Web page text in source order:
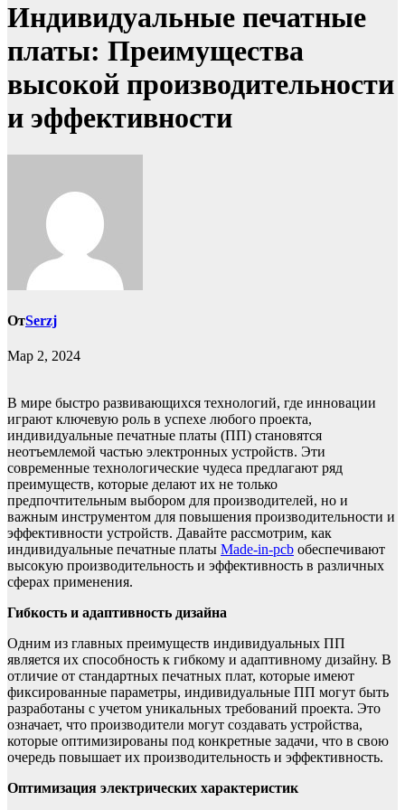
Индивидуальные печатные
платы: Преимущества
высокой производительности
и эффективности
ОтSerzj
Мар 2, 2024
В мире быстро развивающихся технологий, где инновации
играют ключевую роль в успехе любого проекта,
индивидуальные печатные платы (ПП) становятся
неотъемлемой частью электронных устройств. Эти
современные технологические чудеса предлагают ряд
преимуществ, которые делают их не только
предпочтительным выбором для производителей, но и
важным инструментом для повышения производительности и
эффективности устройств. Давайте рассмотрим, как
индивидуальные печатные платы Made-in-pcb обеспечивают
высокую производительность и эффективность в различных
сферах применения.
Гибкость и адаптивность дизайна
Одним из главных преимуществ индивидуальных ПП
является их способность к гибкому и адаптивному дизайну. В
отличие от стандартных печатных плат, которые имеют
фиксированные параметры, индивидуальные ПП могут быть
разработаны с учетом уникальных требований проекта. Это
означает, что производители могут создавать устройства,
которые оптимизированы под конкретные задачи, что в свою
очередь повышает их производительность и эффективность.
Оптимизация электрических характеристик